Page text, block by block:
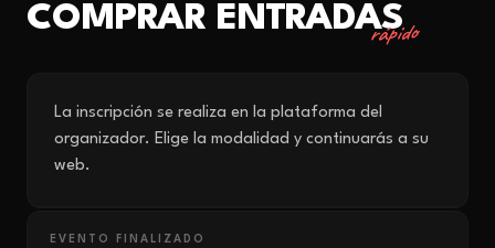
COMPRAR ENTRADAS
rápido
La inscripción se realiza en la plataforma del
organizador. Elige la modalidad y continuarás a su
web.
EVENTO FINALIZADO